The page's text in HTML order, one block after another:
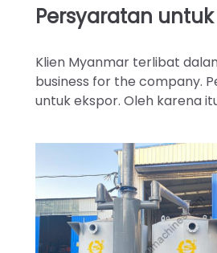
Persyaratan
Klien Myanmar terlibat
business for the company.
untuk ekspor. Oleh karena